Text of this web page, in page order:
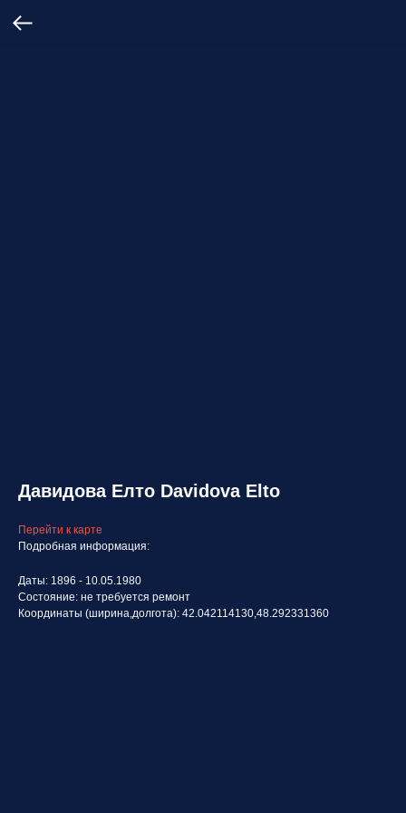
Давидова Елто Davidova Elto
Перейти к карте
Подробная информация:
Даты: 1896 - 10.05.1980
Состояние: не требуется ремонт
Координаты (ширина,долгота): 42.042114130,48.292331360